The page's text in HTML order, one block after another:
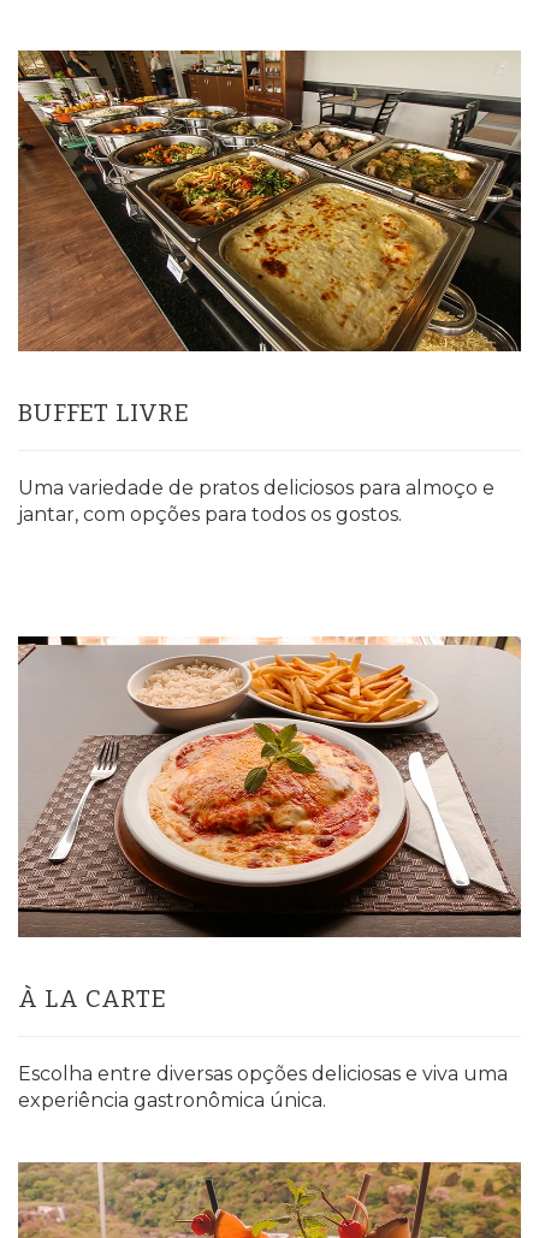
BUFFET LIVRE
Uma variedade de pratos deliciosos para almoço e
jantar, com opções para todos os gostos.
À LA CARTE
Escolha entre diversas opções deliciosas e viva uma
experiência gastronômica única.